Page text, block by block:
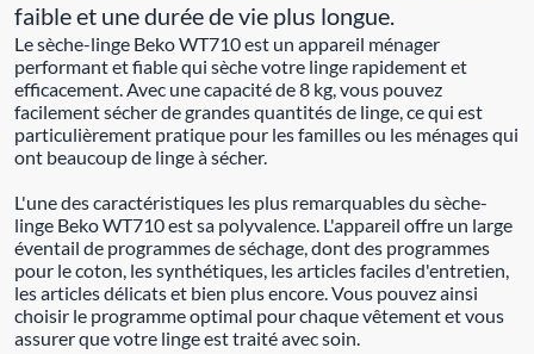
faible et une durée de vie plus longue.
Le sèche-linge Beko WT710 est un appareil ménager
performant et fiable qui sèche votre linge rapidement et
efficacement. Avec une capacité de 8 kg, vous pouvez
facilement sécher de grandes quantités de linge, ce qui est
particulièrement pratique pour les familles ou les ménages qui
ont beaucoup de linge à sécher.
L'une des caractéristiques les plus remarquables du sèche-
linge Beko WT710 est sa polyvalence. L'appareil offre un large
éventail de programmes de séchage, dont des programmes
pour le coton, les synthétiques, les articles faciles d'entretien,
les articles délicats et bien plus encore. Vous pouvez ainsi
choisir le programme optimal pour chaque vêtement et vous
assurer que votre linge est traité avec soin.